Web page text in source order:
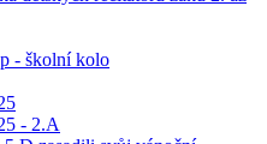
- školní kolo
- 2.A